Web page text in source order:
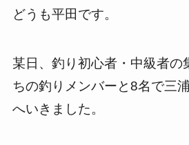
どうも平田です。
某日、釣り初心者・中級者の
ちの釣りメンバーと8名で三
へいきました。